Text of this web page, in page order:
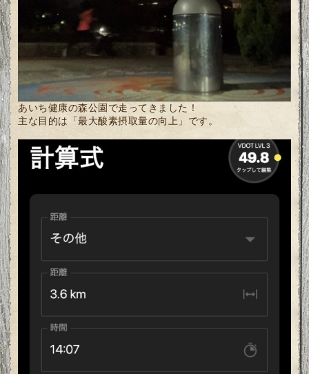
あいち健康の森公園で走ってきました！
主な目的は「最大酸素摂取量の向上」です。